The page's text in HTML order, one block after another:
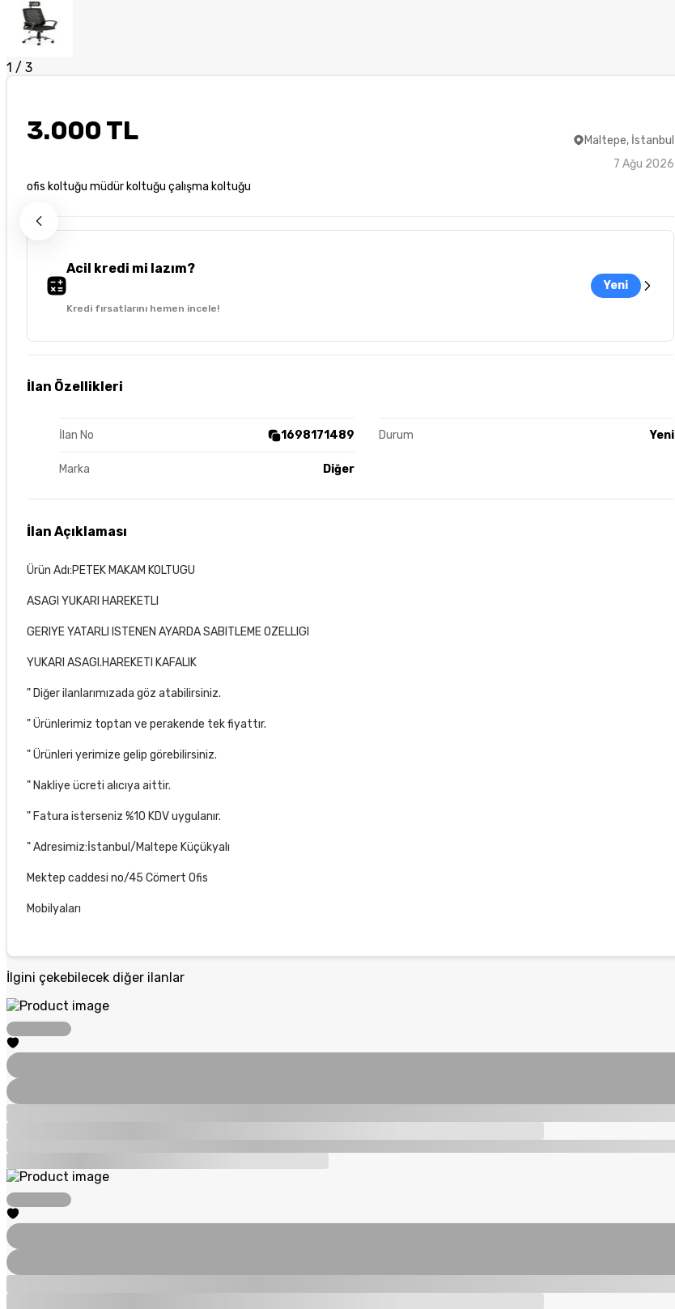
1 / 3
3.000 TL
ofis koltuğu müdür koltuğu çalışma koltuğu
Maltepe, İstanbul
7 Ağu 2026
Acil kredi mi lazım?
Kredi fırsatlarını hemen incele!
Yeni
İlan Özellikleri
İlan No 1698171489 Durum Yeni
Marka Diğer
İlan Açıklaması
Ürün Adı:PETEK MAKAM KOLTUGU
ASAGI YUKARI HAREKETLI
GERIYE YATARLI ISTENEN AYARDA SABITLEME OZELLIGI
YUKARI ASAGI.HAREKETI KAFALIK
" Diğer ilanlarımızada göz atabilirsiniz.
" Ürünlerimiz toptan ve perakende tek fiyattır.
" Ürünleri yerimize gelip görebilirsiniz.
" Nakliye ücreti alıcıya aittir.
" Fatura isterseniz %10 KDV uygulanır.
" Adresimiz:İstanbul/Maltepe Küçükyalı
Mektep caddesi no/45 Cömert Ofis
Mobilyaları
İlgini çekebilecek diğer ilanlar